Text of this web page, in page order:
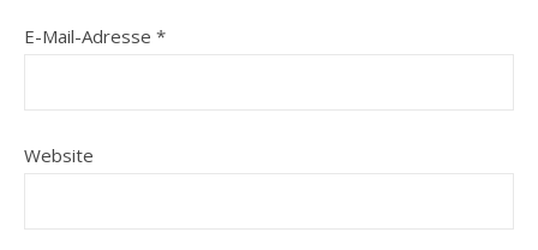
E-Mail-Adresse *
Website